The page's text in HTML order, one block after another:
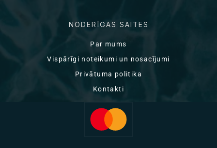
NODERĪGAS SAITES
Par mums
Vispārīgi noteikumi un nosacījumi
Privātuma politika
Kontakti